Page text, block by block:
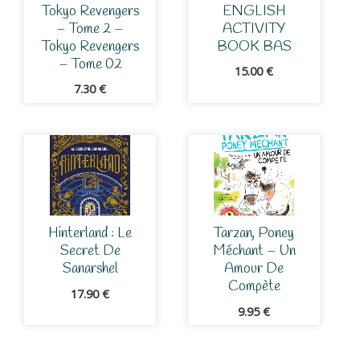
Tokyo Revengers
– Tome 2 –
Tokyo Revengers
– Tome 02
7.30€
ENGLISH
ACTIVITY
BOOK BAS
15.00€
Hinterland : Le
Secret De
Sanarshel
17.90€
Tarzan, Poney
Méchant – Un
Amour De
Compète
9.95€